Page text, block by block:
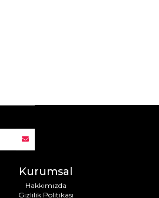
Kurumsal
Hakkımızda
Gizlilik Politikası